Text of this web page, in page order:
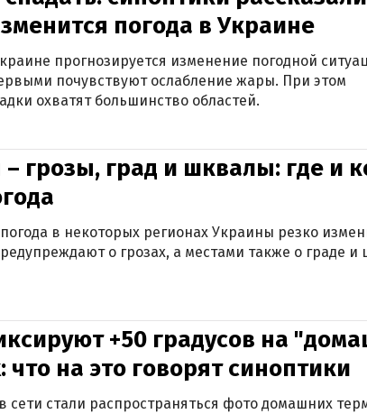
погода в Украине
прогнозируется изменение погодной
почувствуют ослабление жары. При этом
охватят большинство областей.
грозы, град и шквалы: где и
в некоторых регионах Украины резко
о грозах, а местами также о граде и
+50 градусов на
что на это говорят синоптики
в сети стали распространяться фото домашних